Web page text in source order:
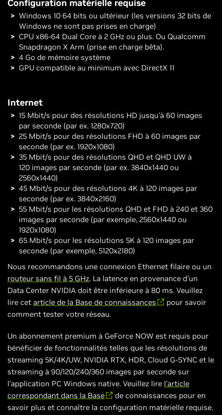
Configuration matérielle requise
Windows 10 64 bits ou ultérieur (les versions 32 bits de
Windows ne sont pas prises en charge)
CPU x86-64 Dual Core à 2 GHz ou plus. Ou Qualcomm
Snapdragon X Arm (prise en charge bêta).
4 Go de mémoire système
GPU compatible au minimum avec DirectX 11
Internet
15 Mbit/s pour des résolutions HD jusqu'à 60 images
par seconde (par ex. 1280x720)
25 Mbit/s pour des résolutions FHD à 60 images par
seconde (par ex. 1920x1080)
35 Mbit/s pour des résolutions QHD et QHD UW à
120 images par seconde (par ex. 3840x1440 ou
2560x1440)
45 Mbit/s pour des résolutions 4K à 120 images par
seconde (par ex. 3840x2160)
55 Mbit/s pour les résolutions QHD et FHD à 240 et 360
images par seconde (par exemple, 2560x1440 ou
1920x1080)
65 Mbit/s pour les résolutions 5K à 120 images par
seconde (par exemple, 5120x2180)
Nous recommandons une connexion Ethernet filaire ou un
routeur sans fil à 5 GHz. La latence en provenance d’un
Data Center NVIDIA doit être inférieure à 80 ms. Veuillez
lire cet article de la Base de connaissances
pour savoir
comment tester votre réseau.
Un abonnement premium à GeForce NOW est requis pour
bénéficier de fonctionnalités telles que les résolutions de
streaming 5K/4K/UW, NVIDIA RTX, HDR, Cloud G-SYNC et le
streaming à 90/120/240/360 images par seconde sur
l'application PC Windows native. Veuillez lire l'article
correspondant dans la Base
de connaissances pour en
savoir plus et connaître la configuration matérielle requise.